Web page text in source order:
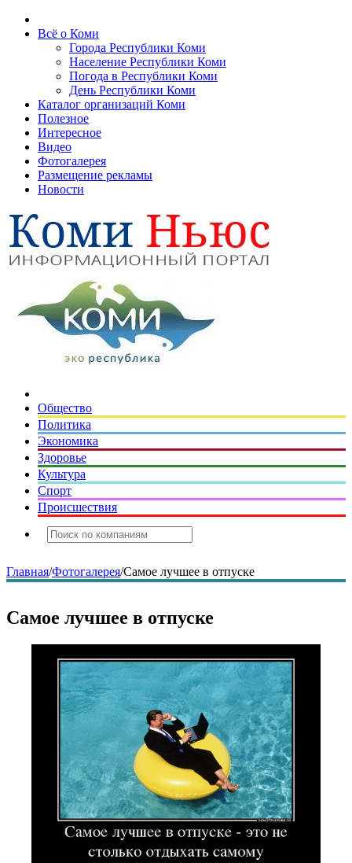
Всё о Коми
Города Республики Коми
Население Республики Коми
Погода в Республики Коми
День Республики Коми
Каталог организаций Коми
Полезное
Интересное
Видео
Фотогалерея
Размещение рекламы
Новости
Общество
Политика
Экономика
Здоровье
Культура
Спорт
Происшествия
Главная/Фотогалерея/Самое лучшее в отпуске
Самое лучшее в отпуске